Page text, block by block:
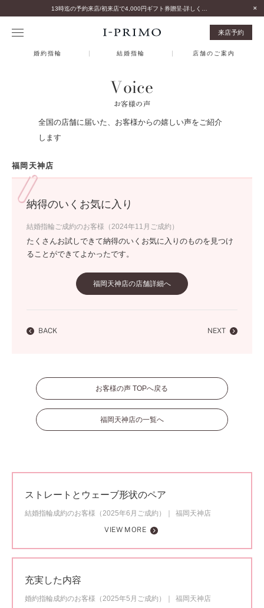
来店予約
婚約指輪 結婚指輪 店舗のご案内
Voice
お客様の声
全国の店舗に届いた、お客様からの嬉しい声をご紹介
します
福岡天神店
納得のいくお気に入り
結婚指輪ご成約のお客様（2024年11月ご成約）
たくさんお試しできて納得のいくお気に入りのものを見つけ
ることができてよかったです。
福岡天神店の店舗詳細へ
BACK NEXT
お客様の声 TOPへ戻る
福岡天神店の一覧へ
ストレートとウェーブ形状のペア
結婚指輪成約のお客様（2025年6月ご成約）
福岡天神店
VIEW MORE
充実した内容
婚約指輪成約のお客様（2025年5月ご成約）
福岡天神店